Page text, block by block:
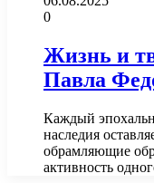
0
Жизнь и
Павла
Каждый
наследия
обрамляющие
активность